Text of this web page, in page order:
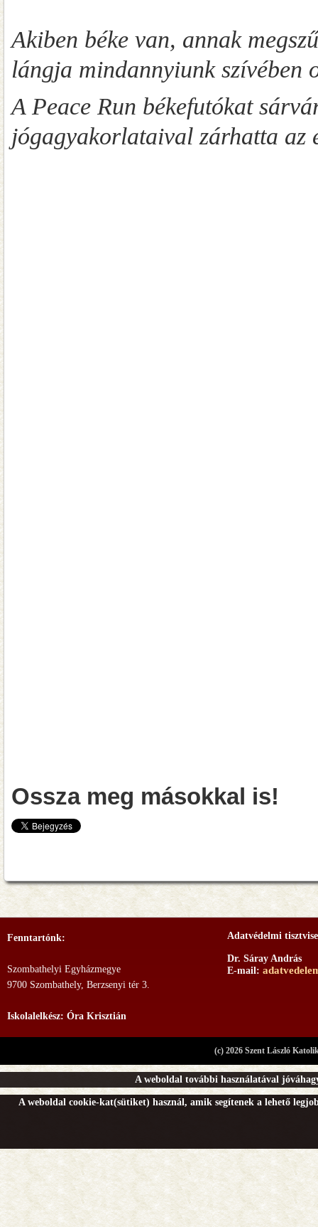
Akiben béke van, annak
lángja mindannyiunk szívében
A Peace Run békefutókat
jógagyakorlataival zárhatta az
Ossza meg másokkal is!
Fenntartónk:
Szombathelyi Egyházmegye
9700 Szombathely, Berzsenyi tér 3.
Iskolalelkész: Óra Krisztián
Adatvédelmi
Dr. Sáray András
E-mail:
(c) 2026 Szent László
A weboldal további használatával
A weboldal cookie-kat(sütiket) használ, amik segítenek a lehető